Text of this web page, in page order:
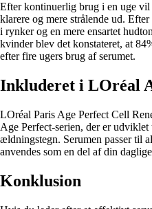
Efter kontinuerlig brug i en uge
klarere og mere strålende ud.
i rynker og en mere ensartet
kvinder blev det konstateret, at
efter fire ugers brug af serumet.
Inkluderet i LOréal
LOréal Paris Age Perfect Cell
Age Perfect-serien, der er
ældningstegn. Serumen passer til
anvendes som en del af din
Konklusion